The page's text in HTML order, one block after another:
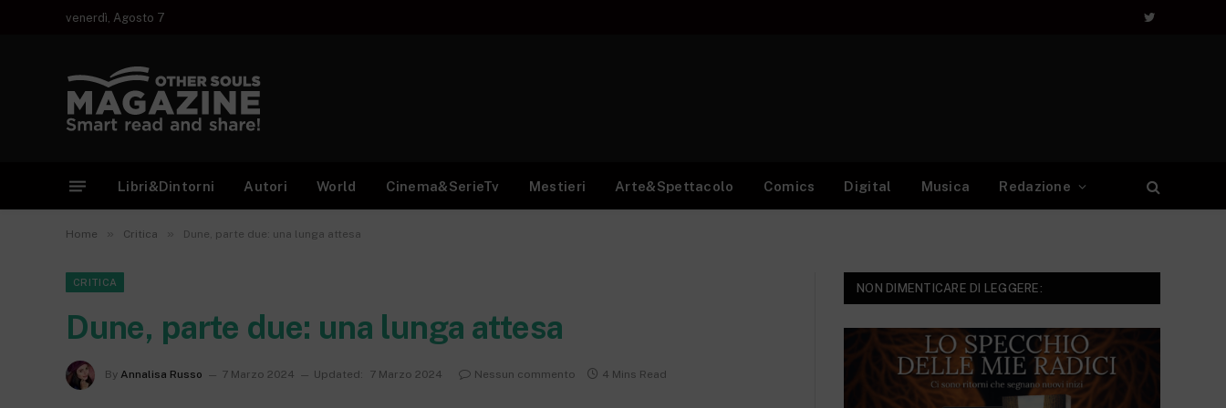
venerdì, Agosto 7
Twitter
Libri&Dintorni Autori World Cinema&SerieTv Mestieri Arte&Spettacolo Comics Digital Musica Redazione
Home » Critica » Dune, parte due: una lunga attesa
CRITICA
Dune, parte due: una lunga attesa
By Annalisa Russo 7 Marzo 2024 Updated: 7 Marzo 2024 Nessun commento 4 Mins Read
NON DIMENTICARE DI LEGGERE: